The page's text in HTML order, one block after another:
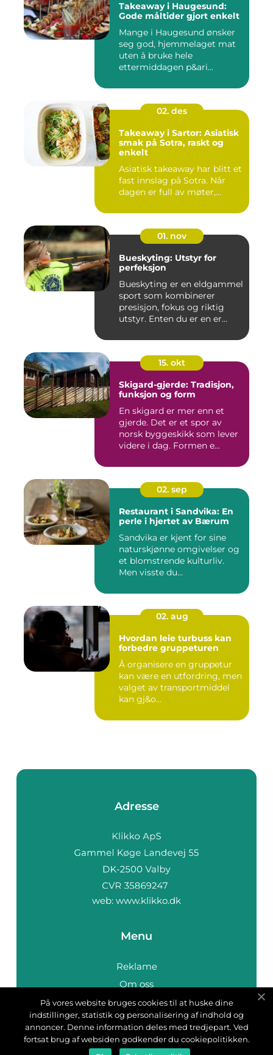
Takeaway i Haugesund:
Gode måltider gjort enkelt
Mange i Haugesund ønsker
seg god, hjemmelaget mat
uten å bruke hele
ettermiddagen p&ari...
02. des
Takeaway i Sartor: Asiatisk
smak på Sotra, raskt og
enkelt
Asiatisk takeaway har blitt et
fast innslag på Sotra. Når
dagen er full av møter,...
01. nov
Bueskyting: Utstyr for
perfeksjon
Bueskyting er en eldgammel
sport som kombinerer
presisjon, fokus og riktig
utstyr. Enten du er en er...
15. okt
Skigard-gjerde: Tradisjon,
funksjon og form
En skigard er mer enn et
gjerde. Det er et spor av
norsk byggeskikk som lever
videre i dag. Formen e...
02. sep
Restaurant i Sandvika: En
perle i hjertet av Bærum
Sandvika er kjent for sine
naturskjønne omgivelser og
et blomstrende kulturliv.
Men visste du...
02. aug
Hvordan leie turbuss kan
forbedre gruppeturen
Å organisere en gruppetur
kan være en utfordring, men
valget av transportmiddel
kan gj&o...
Adresse
web: www.klikko.dk
Menu
Reklame
Om oss
Cookies
Kontakt Oss
Sitemap
På vores website bruges cookies til at huske dine
indstillinger, statistik og personalisering af indhold og
annoncer. Denne information deles med tredjepart. Ved
fortsat brug af websiden godkender du cookiepolitikken.